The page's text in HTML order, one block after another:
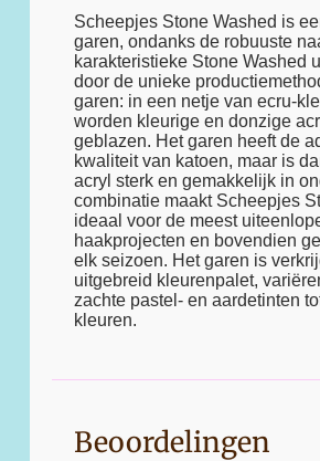
Scheepjes Stone Washed is
garen, ondanks de robuuste
karakteristieke Stone Washed
door de unieke
garen: in een netje van ecru-
worden kleurige en donzige
geblazen. Het garen heeft de
kwaliteit van katoen, maar is
acryl sterk en gemakkelijk in
combinatie maakt Scheepjes
ideaal voor de meest
haakprojecten en bovendien
elk seizoen. Het garen is
uitgebreid kleurenpalet,
zachte pastel- en aardetinten
kleuren.
Beoordelingen